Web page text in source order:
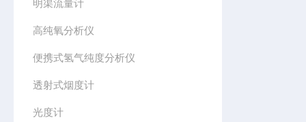
明渠流量计
高纯氧分析仪
便携式氢气纯度分析仪
透射式烟度计
光度计